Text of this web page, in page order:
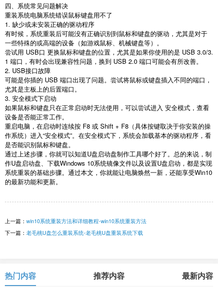
四、系统常见问题解决
重装系统电脑系统错误鼠标键盘用不了
1. 缺少或未安装正确的驱动程序
有时候，系统重装后可能没有正确识别到鼠标和键盘的驱动，尤其是对于
一些特殊的或高端的设备（如游戏鼠标、机械键盘等）。
尝试用 USB口 更换鼠标和键盘的位置，尤其是如果你使用的是 USB 3.0/3.
1 端口，有时会出现兼容性问题，换到 USB 2.0 端口可能会有所改善。
2. USB接口故障
可能是你插的 USB 端口出现了问题。尝试将鼠标或键盘插入不同的端口，
尤其是主板上的后置端口。
3. 安全模式下启动
如果鼠标和键盘只在正常启动时无法使用，可以尝试进入 安全模式，查看
设备是否能正常工作。
重启电脑，在启动时连续按 F8 或 Shift + F8 （具体按键取决于你安装的操
作系统）进入“安全模式”。在安全模式下，系统会加载基本的驱动程序，看
是否能识别鼠标和键盘。
通过上述步骤，你就可以知道U盘启动盘制作工具哪个好了。总的来说，制
作U盘启动盘、下载Windows 10系统镜像文件以及设置U盘启动，都是实现
系统重装的基础步骤。通过本文，你就能让电脑焕然一新，还能享受Win10
的最新功能和更新。
上一篇： win10系统重装方法和详细教程-win10系统重装方法
下一篇： 老毛桃U盘怎么重装系统-老毛桃U盘重装系统下载
热门内容 推荐内容 最新内容